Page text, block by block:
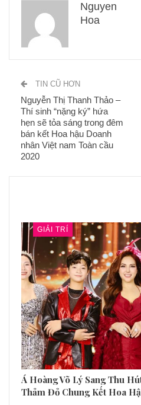
Nguyen
Hoa
TIN CŨ HƠN
Nguyễn Thị Thanh Thảo –
Thí sinh “nặng ký” hứa
hẹn sẽ tỏa sáng trong đêm
bán kết Hoa hậu Doanh
nhân Việt nam Toàn cầu
2020
GIẢI TRÍ
Á Hoàng Võ Lý Sang Thu
Thảm Đỏ Chung Kết Hoa